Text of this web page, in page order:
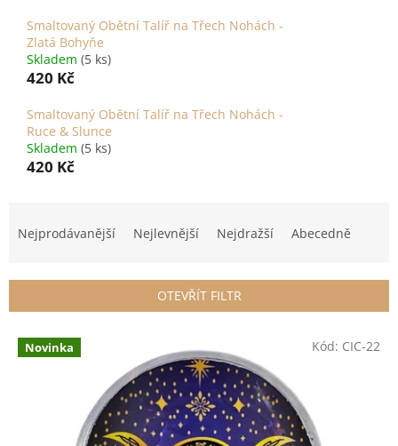
Smaltovaný Obětní Talíř na Třech Nohách -
Zlatá Bohyňe
Skladem (5 ks)
420 Kč
Smaltovaný Obětní Talíř na Třech Nohách -
Ruce & Slunce
Skladem (5 ks)
420 Kč
í
Nejprodávanější Nejlevnější Nejdražší Abecedně
OTEVŘÍT FILTR
V Novinka Kód: CIC-22